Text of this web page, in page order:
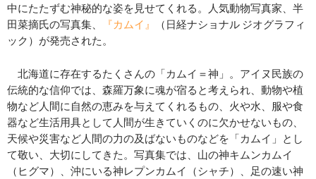
中にたたずむ神秘的な姿を見せてくれる。人気動物写真家、半
田菜摘氏の写真集、
『カムイ』
（日経ナショナル ジオグラフィ
ック）が発売された。
北海道に存在するたくさんの「カムイ＝神」。アイヌ民族の
伝統的な信仰では、森羅万象に魂が宿ると考えられ、動物や植
物など人間に自然の恵みを与えてくれるもの、火や水、服や食
器など生活用具として人間が生きていくのに欠かせないもの、
天候や災害など人間の力の及ばないものなどを「カムイ」とし
て敬い、大切にしてきた。写真集では、山の神キムンカムイ
（ヒグマ）、沖にいる神レプンカムイ（シャチ）、足の速い神